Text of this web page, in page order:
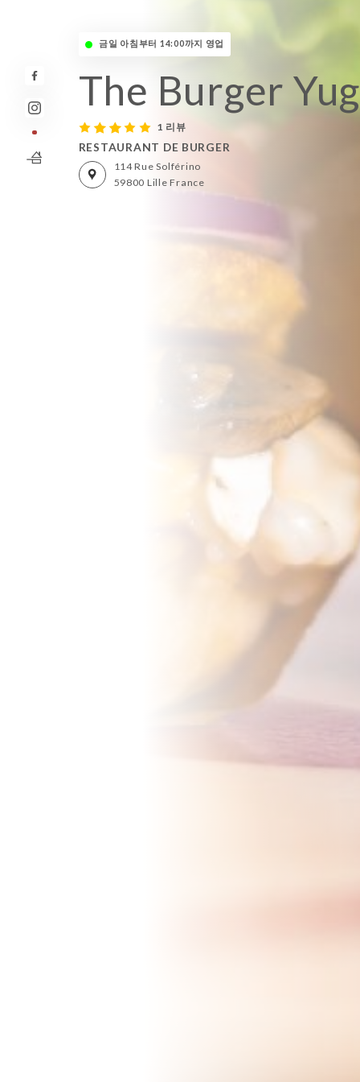
금일 아침부터 14:00까지 영업
The Burger
1 리뷰
RESTAURANT DE BURGER
114 Rue Solférino
59800 Lille France